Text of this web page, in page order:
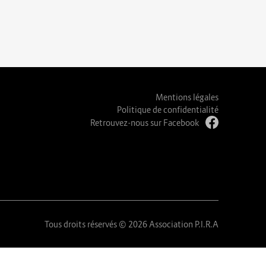
Mentions légales
Politique de confidentialité
Retrouvez-nous sur Facebook
Tous droits réservés © 2026 Association P.I.R.A